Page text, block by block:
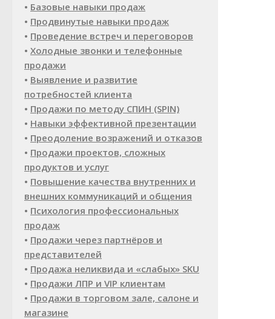
• Базовые навыки продаж
• Продвинутые навыки продаж
• Проведение встреч и переговоров
• Холодные звонки и телефонные
продажи
• Выявление и развитие
потребностей клиента
• Продажи по методу СПИН (SPIN)
• Навыки эффективной презентации
• Преодоление возражений и отказов
• Продажи проектов, сложных
продуктов и услуг
• Повышение качества внутренних и
внешних коммуникаций и общения
• Психология профессиональных
продаж
• Продажи через партнёров и
представителей
• Продажа неликвида и «слабых» SKU
• Продажи ЛПР и VIP клиентам
• Продажи в торговом зале, салоне и
магазине